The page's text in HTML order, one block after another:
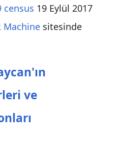
census 19 Eylül 2017
Machinesitesinde
ve